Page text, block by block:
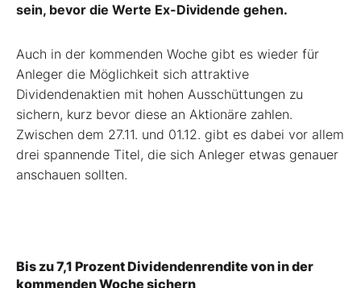
sein, bevor die Werte Ex-Dividende gehen.
Auch in der kommenden Woche gibt es wieder für
Anleger die Möglichkeit sich attraktive
Dividendenaktien mit hohen Ausschüttungen zu
sichern, kurz bevor diese an Aktionäre zahlen.
Zwischen dem 27.11. und 01.12. gibt es dabei vor allem
drei spannende Titel, die sich Anleger etwas genauer
anschauen sollten.
Bis zu 7,1 Prozent Dividendenrendite von in der
kommenden Woche sichern